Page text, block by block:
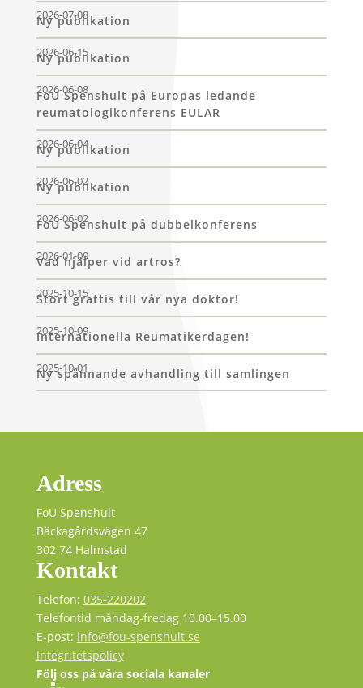
2026-07-08
Ny publikation
2026-06-15
Ny publikation
2026-06-08
FoU Spenshult på Europas ledande
reumatologikonferens EULAR
2026-06-04
Ny publikation
2026-06-02
Ny publikation
2026-06-02
FoU Spenshult på dubbelkonferens
2026-01-09
Vad hjälper vid artros?
2025-10-15
Stort grattis till vår nya doktor!
2025-10-09
Internationella Reumatikerdagen!
2025-10-01
Ny spännande avhandling till samlingen
Adress
FoU Spenshult
Bäckagårdsvägen 47
302 74 Halmstad
Kontakt
Telefon: 035-220202
Telefontid måndag-fredag 10.00–15.00
E-post: info@fou-spenshult.se
Integritetspolicy
Följ oss på våra sociala kanaler